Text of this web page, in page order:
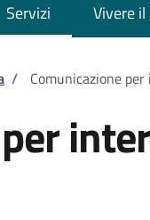
Servizi Vivere
/ Comunicazione